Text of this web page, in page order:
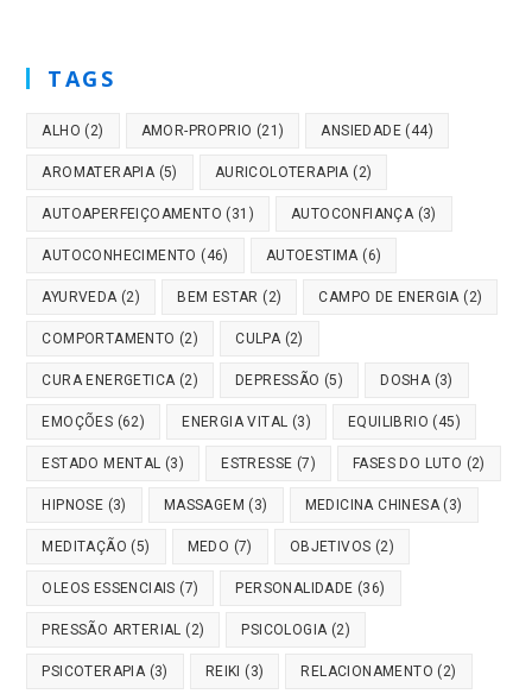
TAGS
ALHO (2) AMOR-PROPRIO (21) ANSIEDADE (44)
AROMATERAPIA(5) AURICOLOTERAPIA(2)
AUTOAPERFEIÇOAMENTO (31) AUTOCONFIANÇA(3)
AUTOCONHECIMENTO (46) AUTOESTIMA(6)
AYURVEDA(2) BEM ESTAR (2) CAMPO DE ENERGIA(2)
COMPORTAMENTO (2) CULPA(2)
CURA ENERGETICA(2) DEPRESSÃO (5) DOSHA(3)
EMOÇÕES (62) ENERGIA VITAL (3) EQUILIBRIO (45)
ESTADO MENTAL (3) ESTRESSE (7) FASES DO LUTO (2)
HIPNOSE (3) MASSAGEM (3) MEDICINA CHINESA(3)
MEDITAÇÃO (5) MEDO (7) OBJETIVOS (2)
OLEOS ESSENCIAIS (7) PERSONALIDADE (36)
PRESSÃO ARTERIAL (2) PSICOLOGIA(2)
PSICOTERAPIA(3) REIKI (3) RELACIONAMENTO (2)